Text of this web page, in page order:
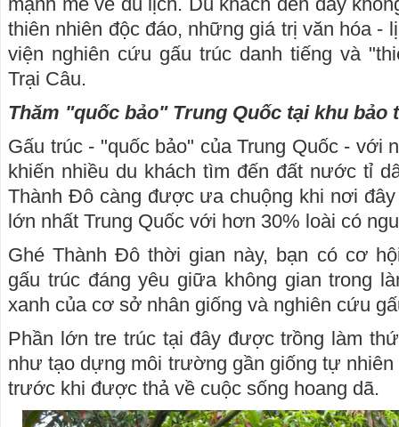
thiên nhiên độc đáo, những giá trị văn hóa -
viện nghiên cứu gấu trúc danh tiếng và
Trại Câu.
Thăm "quốc bảo" Trung Quốc tại khu bảo
Gấu trúc - "quốc bảo" của Trung Quốc - với
khiến nhiều du khách tìm đến đất nước tỉ
Thành Đô càng được ưa chuộng khi nơi
lớn nhất Trung Quốc với hơn 30% loài có
Ghé Thành Đô thời gian này, bạn có cơ
gấu trúc đáng yêu giữa không gian trong
xanh của cơ sở nhân giống và nghiên cứu
Phần lớn tre trúc tại đây được trồng làm
như tạo dựng môi trường gần giống tự nhiên
trước khi được thả về cuộc sống hoang dã.